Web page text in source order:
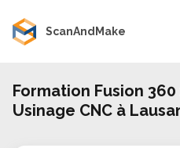
ScanAndMake
Formation Fusion
Usinage CNC à